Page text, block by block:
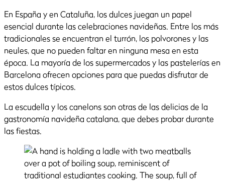
En España y en Cataluña, los dulces juegan un papel
esencial durante las celebraciones navideñas. Entre los más
tradicionales se encuentran el turrón, los polvorones y las
neules, que no pueden faltar en ninguna mesa en esta
época. La mayoría de los supermercados y las pastelerías en
Barcelona ofrecen opciones para que puedas disfrutar de
estos dulces típicos.
La escudella y los canelons son otras de las delicias de la
gastronomía navideña catalana, que debes probar durante
las fiestas.